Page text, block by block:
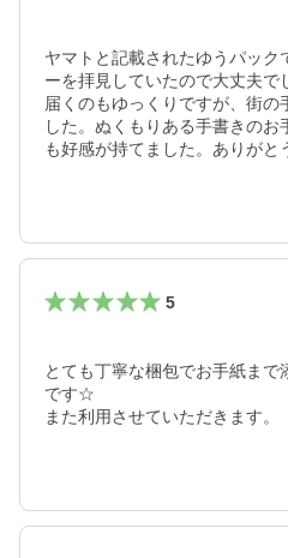
ヤマトと記載されたゆうパック
ーを拝見していたので大丈夫で
届くのもゆっくりですが、街の
した。ぬくもりある手書きの
も好感が持てました。ありがと
5
とても丁寧な梱包でお手紙まで
です☆
また利用させていただきます。